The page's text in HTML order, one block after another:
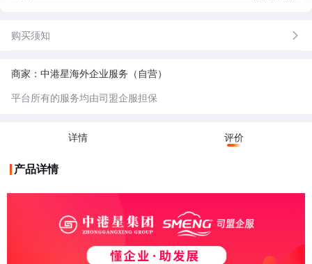
购买须知
商家：中港星海外企业服务（自营）
平台所有的服务均由司盟企服担保
详情 评价
产品详情